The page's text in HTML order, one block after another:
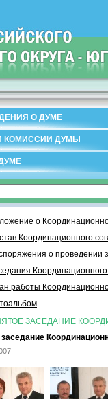
О ДУМЕ
КОМИССИИ ДУМЫ
о
Координационного
о проведении
работы
ЗАСЕДАНИЕ